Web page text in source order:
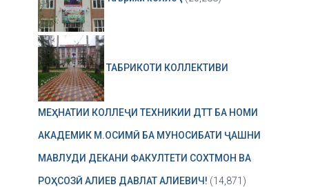
ТАБРИКОТИ КОЛЛЕКТИВИ
МЕҲНАТИИ КОЛЛЕҶИ ТЕХНИКИИ ДТТ БА НОМИ
АКАДЕМИК М.ОСИМӢ БА МУНОСИБАТИ ҶАШНИ
МАВЛУДИ ДЕКАНИ ФАКУЛТЕТИ СОХТМОН ВА
РОҲСОЗӢ АЛИЕВ ДАВЛАТ АЛИЕВИЧ! (14,871)